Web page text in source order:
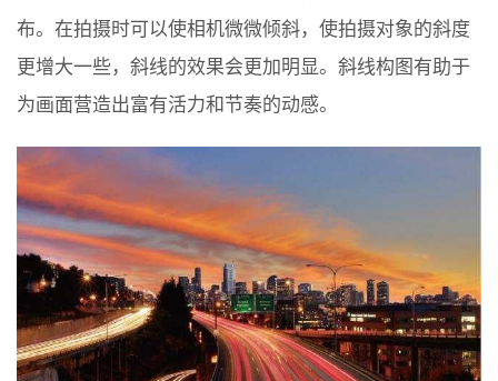
布。在拍摄时可以使相机微微倾斜，使拍摄对象的斜度
更增大一些，斜线的效果会更加明显。斜线构图有助于
为画面营造出富有活力和节奏的动感。